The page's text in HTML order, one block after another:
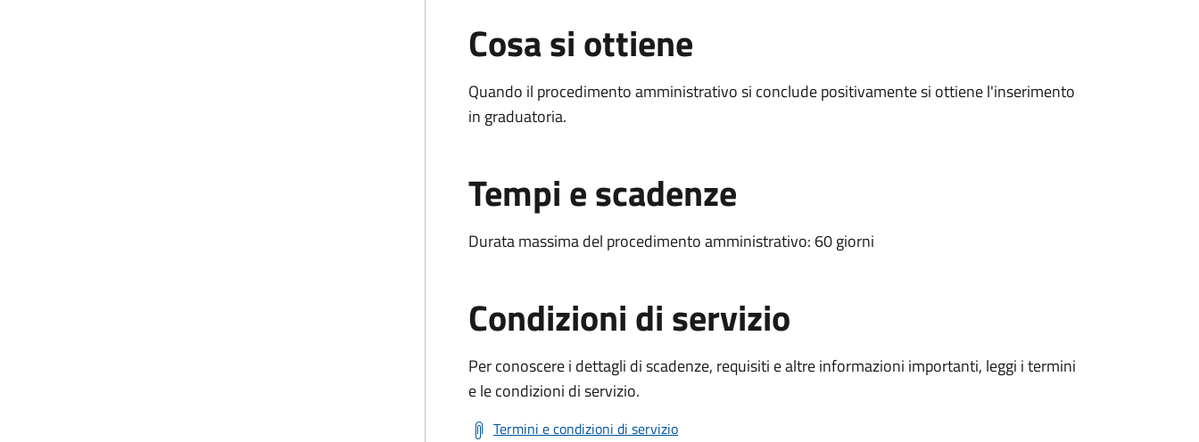
Cosa si ottiene
Quando il procedimento amministrativo si conclude positivamente si ottiene l'inserimento
in graduatoria.
Tempi e scadenze
Durata massima del procedimento amministrativo: 60 giorni
Condizioni di servizio
Per conoscere i dettagli di scadenze, requisiti e altre informazioni importanti, leggi i termini
e le condizioni di servizio.
Termini e condizioni di servizio